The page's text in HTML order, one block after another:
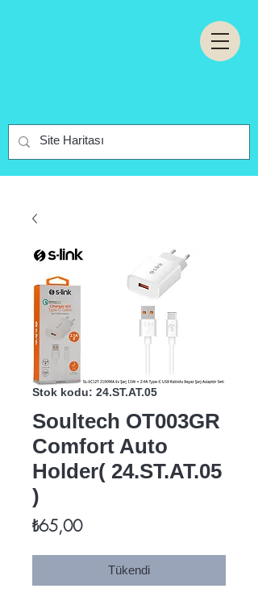
Stok kodu: 24.ST.AT.05
Soultech OT003GR
Comfort Auto
Holder( 24.ST.AT.05
)
₺65,00Fiyat
Tükendi